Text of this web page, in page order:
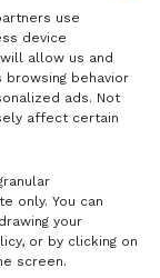
use
device
allow us and
behavior
ads. Not
affect certain
only. You can
your
or by clicking on
screen.